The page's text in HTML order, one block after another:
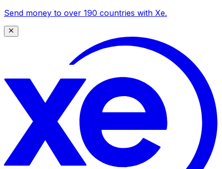
Send money to over 190 countries with Xe.